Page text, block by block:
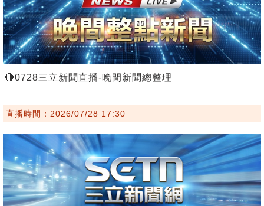
🔴0728三立新聞直播-晚間新聞總整理
直播時間：2026/07/28 17:30